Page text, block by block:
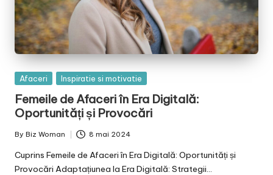
Posted
Afaceri Inspiratie si motivatie
Femeile de Afaceri în Era Digitală:
Oportunități și Provocări
Posted
by
By Biz Woman 8 mai 2024
Cuprins Femeile de Afaceri în Era Digitală: Oportunități și
Provocări Adaptațiunea la Era Digitală: Strategii…